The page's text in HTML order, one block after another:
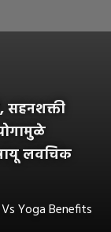
सहनशक्ती
लवचिक
Yoga Benefits